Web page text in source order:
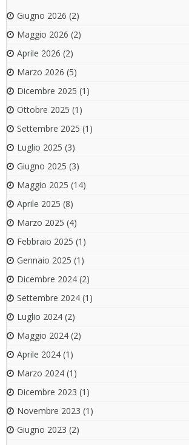
Giugno 2026 (2)
Maggio 2026 (2)
Aprile 2026 (2)
Marzo 2026 (5)
Dicembre 2025 (1)
Ottobre 2025 (1)
Settembre 2025 (1)
Luglio 2025 (3)
Giugno 2025 (3)
Maggio 2025 (14)
Aprile 2025 (8)
Marzo 2025 (4)
Febbraio 2025 (1)
Gennaio 2025 (1)
Dicembre 2024 (2)
Settembre 2024 (1)
Luglio 2024 (2)
Maggio 2024 (2)
Aprile 2024 (1)
Marzo 2024 (1)
Dicembre 2023 (1)
Novembre 2023 (1)
Giugno 2023 (2)